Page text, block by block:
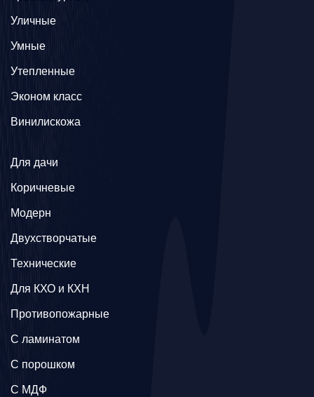
Уличные
Умные
Утепленные
Эконом класс
Винилискожа
Для дачи
Коричневые
Модерн
Двухстворчатые
Технические
Для КХО и КХН
Противопожарные
С ламинатом
С порошком
С МДФ